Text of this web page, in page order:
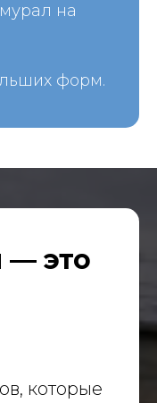
на
форм.
— это
которые